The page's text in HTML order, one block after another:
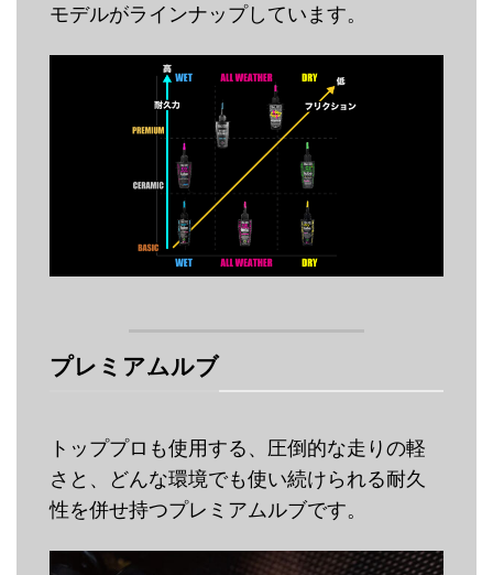
モデルがラインナップしています。
プレミアムルブ
トッププロも使用する、圧倒的な走りの軽
さと、どんな環境でも使い続けられる耐久
性を併せ持つプレミアムルブです。